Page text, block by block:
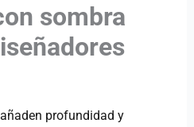
sombra
añaden profundidad y